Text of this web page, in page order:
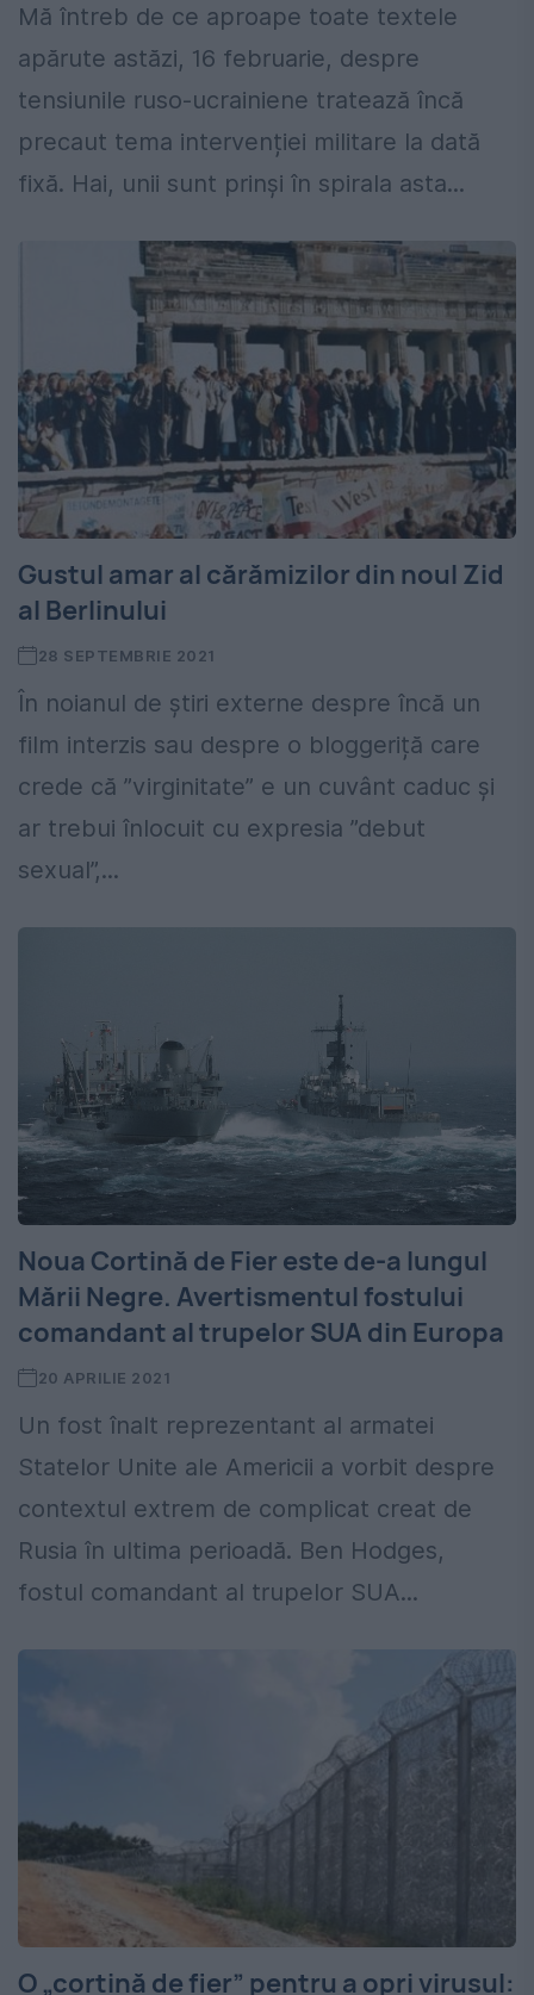
Mă întreb de ce aproape toate textele
apărute astăzi, 16 februarie, despre
tensiunile ruso-ucrainiene tratează încă
precaut tema intervenției militare la dată
fixă. Hai, unii sunt prinși în spirala asta...
Gustul amar al cărămizilor din noul Zid
al Berlinului
28 SEPTEMBRIE 2021
În noianul de știri externe despre încă un
film interzis sau despre o bloggeriță care
crede că ”virginitate” e un cuvânt caduc și
ar trebui înlocuit cu expresia ”debut
sexual”,...
Noua Cortină de Fier este de-a lungul
Mării Negre. Avertismentul fostului
comandant al trupelor SUA din Europa
20 APRILIE 2021
Un fost înalt reprezentant al armatei
Statelor Unite ale Americii a vorbit despre
contextul extrem de complicat creat de
Rusia în ultima perioadă. Ben Hodges,
fostul comandant al trupelor SUA...
O „cortină de fier” pentru a opri virusul: